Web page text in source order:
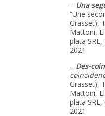
– Una
“Une
Grasset),
Mattoni,
plata SRL,
2021
– Des-
Grasset),
Mattoni,
plata SRL,
2021